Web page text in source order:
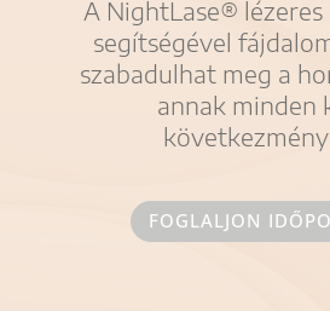
A NightLase®
segítségével
szabadulhat meg a
annak minden
FOGLALJON